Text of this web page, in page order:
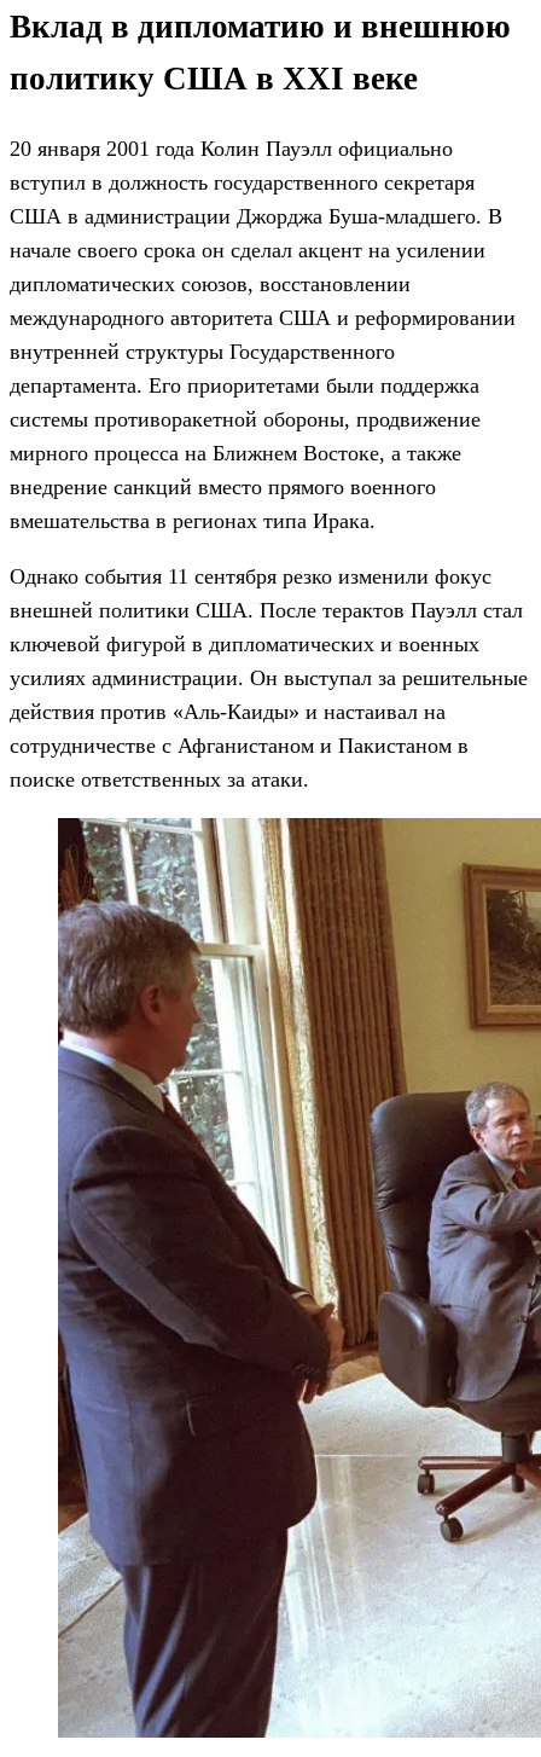
Вклад в дипломатию и внешнюю
политику США в XXI веке
20 января 2001 года Колин Пауэлл официально
вступил в должность государственного секретаря
США в администрации Джорджа Буша-младшего. В
начале своего срока он сделал акцент на усилении
дипломатических союзов, восстановлении
международного авторитета США и реформировании
внутренней структуры Государственного
департамента. Его приоритетами были поддержка
системы противоракетной обороны, продвижение
мирного процесса на Ближнем Востоке, а также
внедрение санкций вместо прямого военного
вмешательства в регионах типа Ирака.
Однако события 11 сентября резко изменили фокус
внешней политики США. После терактов Пауэлл стал
ключевой фигурой в дипломатических и военных
усилиях администрации. Он выступал за решительные
действия против «Аль-Каиды» и настаивал на
сотрудничестве с Афганистаном и Пакистаном в
поиске ответственных за атаки.